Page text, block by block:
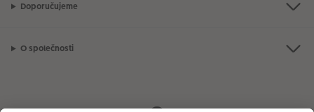
Doporučujeme
O společnosti